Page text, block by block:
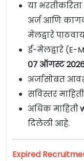
या
अर्ज आणि
मेलद्वारे
ई-मेलद्वारे (E-
07 ऑगस्ट
अर्जासोबत
सविस्तर
अधिक माहिती
दिलेली आहे.
Expired